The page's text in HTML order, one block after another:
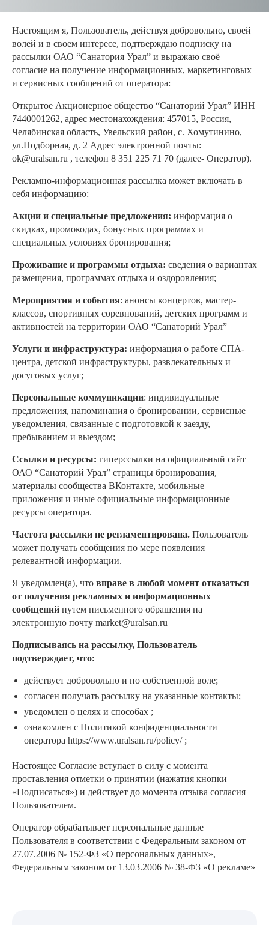
Настоящим я, Пользователь, действуя добровольно, своей
волей и в своем интересе, подтверждаю подписку на
рассылки ОАО “Санатория Урал” и выражаю своё
согласие на получение информационных, маркетинговых
и сервисных сообщений от оператора:
Открытое Акционерное общество “Санаторий Урал” ИНН
7440001262, адрес местонахождения: 457015, Россия,
Челябинская область, Увельский район, с. Хомутинино,
ул.Подборная, д. 2 Адрес электронной почты:
ok@uralsan.ru , телефон 8 351 225 71 70 (далее- Оператор).
Рекламно-информационная рассылка может включать в
себя информацию:
Акции и специальные предложения: информация о
скидках, промокодах, бонусных программах и
специальных условиях бронирования;
Проживание и программы отдыха: сведения о вариантах
размещения, программах отдыха и оздоровления;
Мероприятия и события: анонсы концертов, мастер-
классов, спортивных соревнований, детских программ и
активностей на территории ОАО “Санаторий Урал”
Услуги и инфраструктура: информация о работе СПА-
центра, детской инфраструктуры, развлекательных и
досуговых услуг;
Персональные коммуникации: индивидуальные
предложения, напоминания о бронировании, сервисные
уведомления, связанные с подготовкой к заезду,
пребыванием и выездом;
Ссылки и ресурсы: гиперссылки на официальный сайт
ОАО “Санаторий Урал” страницы бронирования,
материалы сообщества ВКонтакте, мобильные
приложения и иные официальные информационные
ресурсы оператора.
Частота рассылки не регламентирована. Пользователь
может получать сообщения по мере появления
релевантной информации.
Я уведомлен(а), что вправе в любой момент отказаться
от получения рекламных и информационных
сообщений путем письменного обращения на
электронную почту market@uralsan.ru
Подписываясь на рассылку, Пользователь
подтверждает, что:
действует добровольно и по собственной воле;
согласен получать рассылку на указанные контакты;
уведомлен о целях и способах ;
ознакомлен с Политикой конфиденциальности
оператора https://www.uralsan.ru/policy/ ;
Настоящее Согласие вступает в силу с момента
проставления отметки о принятии (нажатия кнопки
«Подписаться») и действует до момента отзыва согласия
Пользователем.
Оператор обрабатывает персональные данные
Пользователя в соответствии с Федеральным законом от
27.07.2006 № 152-ФЗ «О персональных данных»,
Федеральным законом от 13.03.2006 № 38-ФЗ «О рекламе»